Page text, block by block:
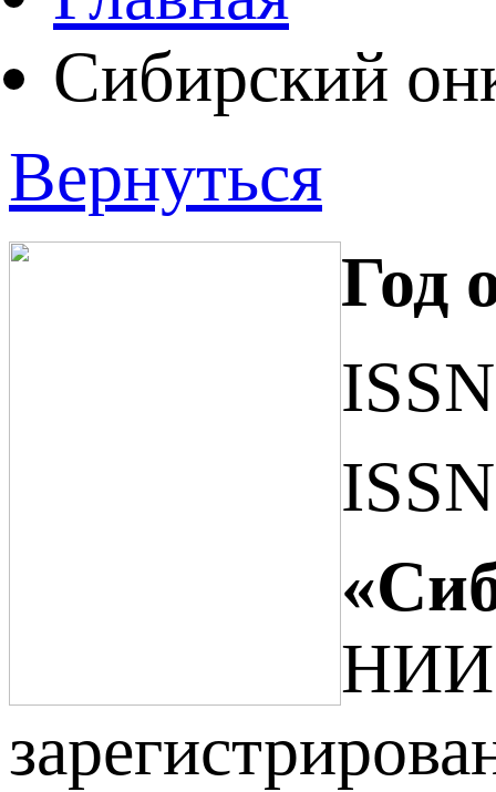
Сибирский
Вернуться
Год